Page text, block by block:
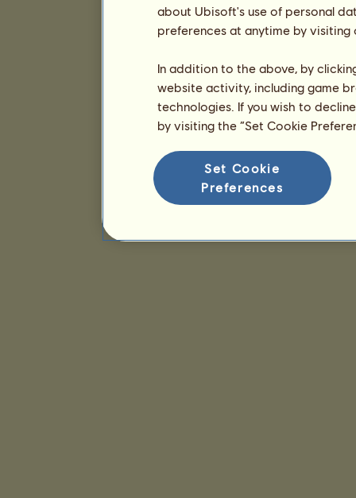
about Ubisoft's use of personal
preferences at anytime by
In addition to the above, by
website activity, including game
technologies. If you wish to
by visiting the “Set Cookie
Set Cookie
Preferences